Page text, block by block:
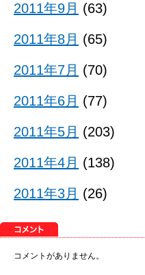
2011年9月 (63)
2011年8月 (65)
2011年7月 (70)
2011年6月 (77)
2011年5月 (203)
2011年4月 (138)
2011年3月 (26)
コメントがありません。